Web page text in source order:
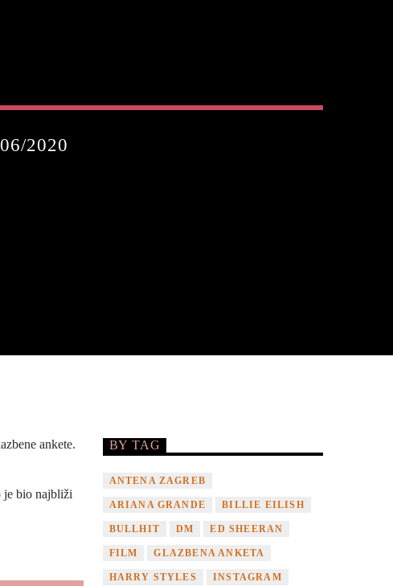
2020
ankete.
je bio najbliži
BY TAG
ANTENA ZAGREB
ARIANA GRANDE BILLIE EILISH
BULLHIT DM ED SHEERAN
FILM GLAZBENA ANKETA
HARRY STYLES INSTAGRAM